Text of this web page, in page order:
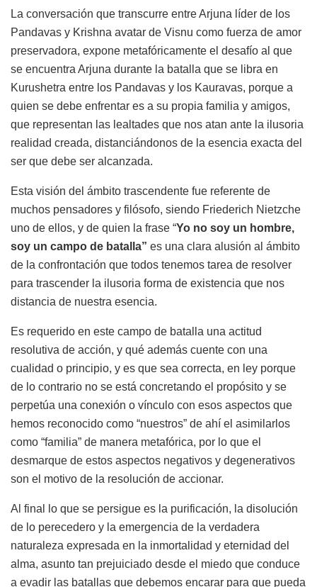
La conversación que transcurre entre Arjuna líder de los
Pandavas y Krishna avatar de Visnu como fuerza de amor
preservadora, expone metafóricamente el desafío al que
se encuentra Arjuna durante la batalla que se libra en
Kurushetra entre los Pandavas y los Kauravas, porque a
quien se debe enfrentar es a su propia familia y amigos,
que representan las lealtades que nos atan ante la ilusoria
realidad creada, distanciándonos de la esencia exacta del
ser que debe ser alcanzada.
Esta visión del ámbito trascendente fue referente de
muchos pensadores y filósofo, siendo Friederich Nietzche
uno de ellos, y de quien la frase “Yo no soy un hombre,
soy un campo de batalla” es una clara alusión al ámbito
de la confrontación que todos tenemos tarea de resolver
para trascender la ilusoria forma de existencia que nos
distancia de nuestra esencia.
Es requerido en este campo de batalla una actitud
resolutiva de acción, y qué además cuente con una
cualidad o principio, y es que sea correcta, en ley porque
de lo contrario no se está concretando el propósito y se
perpetúa una conexión o vínculo con esos aspectos que
hemos reconocido como “nuestros” de ahí el asimilarlos
como “familia” de manera metafórica, por lo que el
desmarque de estos aspectos negativos y degenerativos
son el motivo de la resolución de accionar.
Al final lo que se persigue es la purificación, la disolución
de lo perecedero y la emergencia de la verdadera
naturaleza expresada en la inmortalidad y eternidad del
alma, asunto tan prejuiciado desde el miedo que conduce
a evadir las batallas que debemos encarar para que pueda